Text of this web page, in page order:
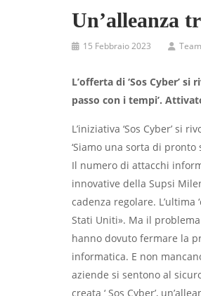
Un’alleanza
15 Febbraio 2023
L’offerta di ‘Sos Cyber’
passo con i tempi’.
L’iniziativa ‘Sos Cyber’
‘Siamo una sorta di pronto
Il numero di attacchi
innovative della Supsi
cadenza regolare.
Stati Uniti». Ma il
hanno dovuto fermare la
informatica. E non
aziende si sentono al
creata ‘ Sos Cyber’,